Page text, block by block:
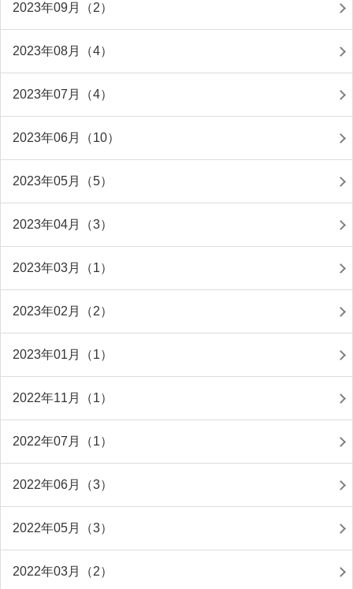
2023年09月（2）
2023年08月（4）
2023年07月（4）
2023年06月（10）
2023年05月（5）
2023年04月（3）
2023年03月（1）
2023年02月（2）
2023年01月（1）
2022年11月（1）
2022年07月（1）
2022年06月（3）
2022年05月（3）
2022年03月（2）